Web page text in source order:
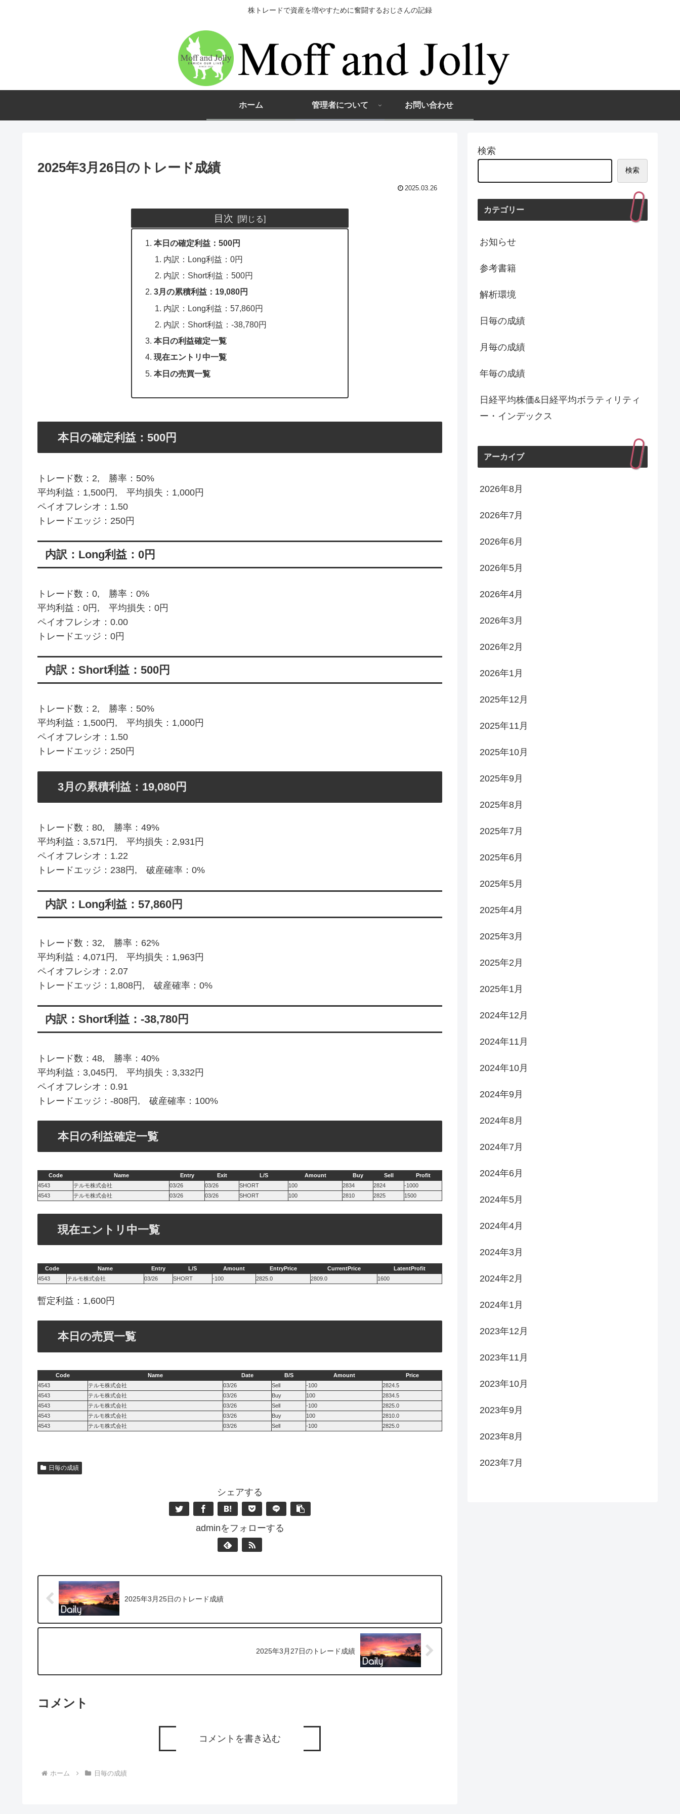
株トレードで資産を増やすために奮闘するおじさんの記録
ホーム 管理者について お問い合わせ
2025年3月26日のトレード成績
2025.03.26
目次
本日の確定利益：500円
内訳：Long利益：0円
内訳：Short利益：500円
3月の累積利益：19,080円
内訳：Long利益：57,860円
内訳：Short利益：-38,780円
本日の利益確定一覧
現在エントリ中一覧
本日の売買一覧
本日の確定利益：500円
トレード数：2, 勝率：50%
平均利益：1,500円, 平均損失：1,000円
ペイオフレシオ：1.50
トレードエッジ：250円
内訳：Long利益：0円
トレード数：0, 勝率：0%
平均利益：0円, 平均損失：0円
ペイオフレシオ：0.00
トレードエッジ：0円
内訳：Short利益：500円
トレード数：2, 勝率：50%
平均利益：1,500円, 平均損失：1,000円
ペイオフレシオ：1.50
トレードエッジ：250円
3月の累積利益：19,080円
トレード数：80, 勝率：49%
平均利益：3,571円, 平均損失：2,931円
ペイオフレシオ：1.22
トレードエッジ：238円, 破産確率：0%
内訳：Long利益：57,860円
トレード数：32, 勝率：62%
平均利益：4,071円, 平均損失：1,963円
ペイオフレシオ：2.07
トレードエッジ：1,808円, 破産確率：0%
内訳：Short利益：-38,780円
トレード数：48, 勝率：40%
平均利益：3,045円, 平均損失：3,332円
ペイオフレシオ：0.91
トレードエッジ：-808円, 破産確率：100%
本日の利益確定一覧
Code Name Entry Exit L/S Amount Buy Sell
Profit
4543
テルモ株式会社 03/26 03/26 SHORT 100 2834 2824
-1000
4543
テルモ株式会社 03/26 03/26 SHORT 100 2810 2825 1500
現在エントリ中一覧
Code Name Entry L/S Amount EntryPrice CurrentPrice
LatentProfit
4543
テルモ株式会社 03/26 SHORT -100 2825.0 2809.0 1600
暫定利益：1,600円
本日の売買一覧
Code Name Date B/S Amount
Price
4543
テルモ株式会社 03/26 Sell -100
2824.5
4543
テルモ株式会社 03/26 Buy 100
2834.5
4543
テルモ株式会社 03/26 Sell -100
2825.0
4543
テルモ株式会社 03/26 Buy 100
2810.0
4543
テルモ株式会社 03/26 Sell -100 2825.0
日毎の成績
シェアする
adminをフォローする
2025年3月25日のトレード成績
2025年3月27日のトレード成績
コメント
コメントを書き込む
ホーム 日毎の成績
検索
検索
カテゴリー
お知らせ
参考書籍
解析環境
日毎の成績
月毎の成績
年毎の成績
日経平均株価&日経平均ボラティリティ
ー・インデックス
アーカイブ
2026年8月
2026年7月
2026年6月
2026年5月
2026年4月
2026年3月
2026年2月
2026年1月
2025年12月
2025年11月
2025年10月
2025年9月
2025年8月
2025年7月
2025年6月
2025年5月
2025年4月
2025年3月
2025年2月
2025年1月
2024年12月
2024年11月
2024年10月
2024年9月
2024年8月
2024年7月
2024年6月
2024年5月
2024年4月
2024年3月
2024年2月
2024年1月
2023年12月
2023年11月
2023年10月
2023年9月
2023年8月
2023年7月